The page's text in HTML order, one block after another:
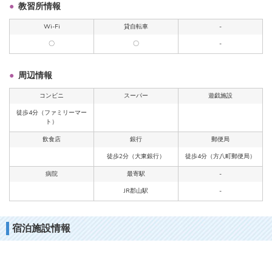
教習所情報
Wi-Fi 貸自転車
-
〇
〇 -
周辺情報
コンビニ スーパー
遊戯施設
徒歩4分（ファミリーマー
ト）
飲食店 銀行
郵便局
徒歩2分（大東銀行）
徒歩4分（方八町郵便局）
病院 最寄駅
-
JR郡山駅
-
宿泊施設情報